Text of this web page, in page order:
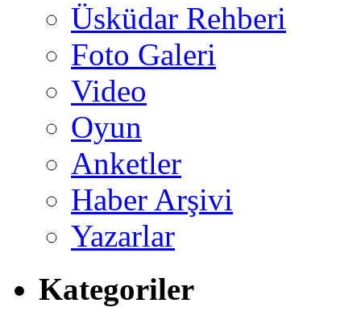
Üsküdar Rehberi
Foto Galeri
Video
Oyun
Anketler
Haber Arşivi
Yazarlar
Kategoriler